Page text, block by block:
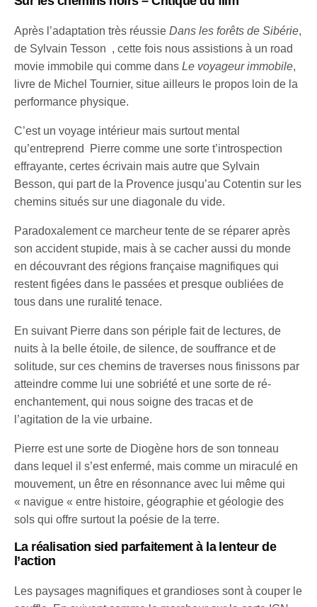
Après l’adaptation très réussieDans les forêts de Sibérie,
de Sylvain Tesson , cette fois nous assistions à un road
movie immobile qui comme dansLe voyageur immobile,
livre de Michel Tournier, situe ailleurs le propos loin de la
performance physique.
C’est un voyage intérieur mais surtout mental
qu’entreprend Pierre comme une sorte t’introspection
effrayante, certes écrivain mais autre que Sylvain
Besson, qui part de la Provence jusqu’au Cotentin sur les
chemins situés sur une diagonale du vide.
Paradoxalement ce marcheur tente de se réparer après
son accident stupide, mais à se cacher aussi du monde
en découvrant des régions française magnifiques qui
restent figées dans le passées et presque oubliées de
tous dans une ruralité tenace.
En suivant Pierre dans son périple fait de lectures, de
nuits à la belle étoile, de silence, de souffrance et de
solitude, sur ces chemins de traverses nous finissons par
atteindre comme lui une sobriété et une sorte de ré-
enchantement, qui nous soigne des tracas et de
l’agitation de la vie urbaine.
Pierre est une sorte de Diogène hors de son tonneau
dans lequel il s’est enfermé, mais comme un miraculé en
mouvement, un être en résonnance avec lui même qui
« navigue « entre histoire, géographie et géologie des
sols qui offre surtout la poésie de la terre.
La réalisation sied parfaitement à la lenteur de
l’action
Les paysages magnifiques et grandioses sont à couper le